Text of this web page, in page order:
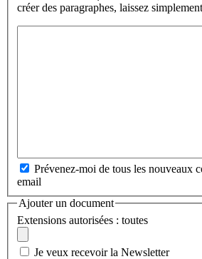
créer des paragraphes, laissez
Prévenez-moi de tous les nouveaux
email
Ajouter un document
Extensions autorisées : toutes
Je veux recevoir la Newsletter